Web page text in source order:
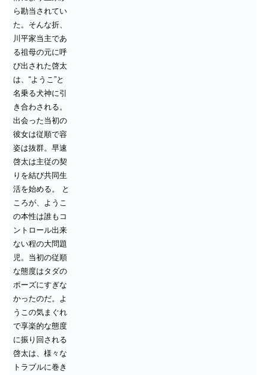
ら勘当されてい
た。そんな折、
川平家当主であ
る祖母の元に呼
び出された啓太
は、“ようこ”と
名乗る犬神に引
き合わされる。
出会った当初の
彼女は従順で容
姿は抜群。早速
啓太は主従の契
りを結び共同生
活を始める。
と
ころが、ようこ
の本性は誰もコ
ントロール出来
ない程の大問題
児。当初の従順
な態度はタダの
ポーズにすぎな
かったのだ。よ
うこの気まぐれ
で享楽的な態度
に振り回される
啓太は、様々な
トラブルに巻き